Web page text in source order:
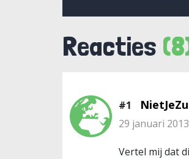
Reacties
#1
29 januari
Vertel mij dat